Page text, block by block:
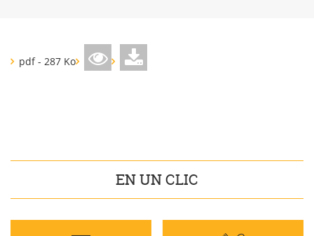
pdf - 287 Ko
EN UN CLIC